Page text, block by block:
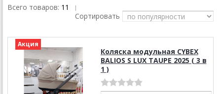
Всего товаров: 11 |
Сортировать
Акция
Коляска модульная CYBEX
BALIOS S LUX TAUPE 2025 ( 3 в
1 )